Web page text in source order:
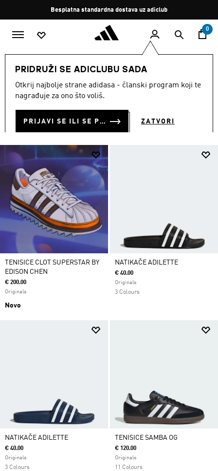
Zaustavi
rotaciju
Besplatna standardna dostava uz adiclub
0
PRIDRUŽI SE ADICLUBU SADA
Otkrij najbolje strane adidasa - članski program koji te
nagrađuje za ono što voliš.
PRIJAVI SE ILI SE PRIDRUŽI SADA ZATVORI
MODNE MARKE Originals Obuća
OBUĆA
TENISICE CLOT SUPERSTAR BY
EDISON CHEN
€ 200.00
Originals
Novo
NATIKAČE ADILETTE
€ 40.00
Originals
3 Colours
NATIKAČE ADILETTE
€ 40.00
Originals
3 Colours
TENISICE SAMBA OG
€ 120.00
Originals
11 Colours